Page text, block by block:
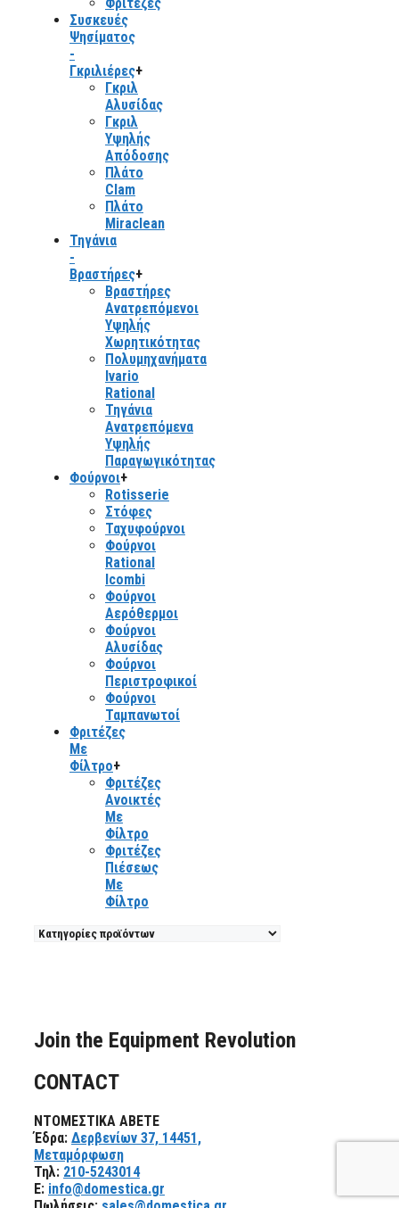
Συσκευές
Ψησίματος
-
Γκριλιέρες+
Γκριλ
Αλυσίδας
Γκριλ
Υψηλής
Απόδοσης
Πλάτο
Clam
Πλάτο
Miraclean
Τηγάνια
-
Βραστήρες+
Βραστήρες
Ανατρεπόμενοι
Υψηλής
Χωρητικότητας
Πολυμηχανήματα
Ivario
Rational
Τηγάνια
Ανατρεπόμενα
Υψηλής
Παραγωγικότητας
Φούρνοι+
Rotisserie
Στόφες
Ταχυφούρνοι
Φούρνοι
Rational
Icombi
Φούρνοι
Αερόθερμοι
Φούρνοι
Αλυσίδας
Φούρνοι
Περιστροφικοί
Φούρνοι
Ταμπανωτοί
Φριτέζες
Με
Φίλτρο+
Φριτέζες
Ανοικτές
Με
Φίλτρο
Φριτέζες
Πιέσεως
Με
Φίλτρο
Join the Equipment Revolution
CONTACT
ΝΤΟΜΕΣΤΙΚΑ ΑΒΕΤΕ
Έδρα: Δερβενίων 37, 14451,
Μεταμόρφωση
Τηλ: 210-5243014
E: info@domestica.gr